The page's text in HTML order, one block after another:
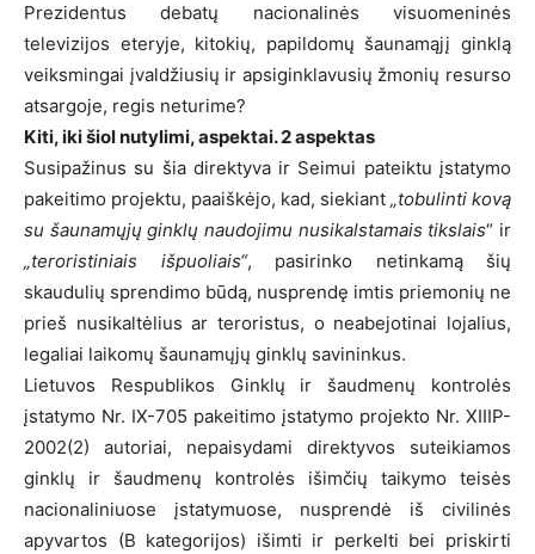
Prezidentus debatų nacionalinės visuomeninės
televizijos eteryje, kitokių, papildomų šaunamąjį ginklą
veiksmingai įvaldžiusių ir apsiginklavusių žmonių resurso
atsargoje, regis neturime?
Kiti, iki šiol nutylimi, aspektai. 2 aspektas
Susipažinus su šia direktyva ir Seimui pateiktu įstatymo
pakeitimo projektu, paaiškėjo, kad, siekiant „tobulinti kovą
su šaunamųjų ginklų naudojimu nusikalstamais tikslais“ ir
„teroristiniais išpuoliais“, pasirinko netinkamą šių
skaudulių sprendimo būdą, nusprendę imtis priemonių ne
prieš nusikaltėlius ar teroristus, o neabejotinai lojalius,
legaliai laikomų šaunamųjų ginklų savininkus.
Lietuvos Respublikos Ginklų ir šaudmenų kontrolės
įstatymo Nr. IX-705 pakeitimo įstatymo projekto Nr. XIIIP-
2002(2) autoriai, nepaisydami direktyvos suteikiamos
ginklų ir šaudmenų kontrolės išimčių taikymo teisės
nacionaliniuose įstatymuose, nusprendė iš civilinės
apyvartos (B kategorijos) išimti ir perkelti bei priskirti